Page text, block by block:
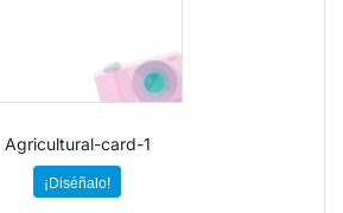
Agricultural-card-1
¡Diséñalo!